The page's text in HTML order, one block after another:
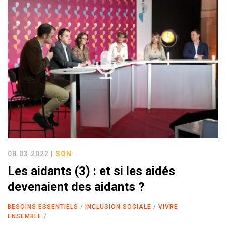
08.03.2022 | SON
Les aidants (3) : et si les aidés
devenaient des aidants ?
BESOINS ESSENTIELS INCLUSION SOCIALE
VIVRE
ENSEMBLE